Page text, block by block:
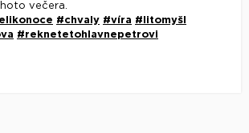
večera.
#chvaly #víra #litomyšl
#reknetetohlavnepetrovi